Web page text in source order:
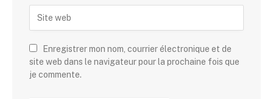
Enregistrer mon nom, courrier électronique et de
site web dans le navigateur pour la prochaine fois que
je commente.